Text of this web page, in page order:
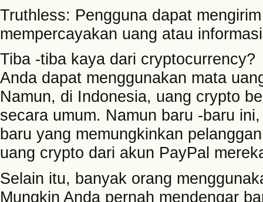
Truthless: Pengguna dapat
mempercayakan uang atau
Tiba -tiba kaya dari cryptocurrency?
Anda dapat menggunakan mata
Namun, di Indonesia, uang crypto
secara umum. Namun baru -baru
baru yang memungkinkan
uang crypto dari akun PayPal
Selain itu, banyak orang
Mungkin Anda pernah mendengar